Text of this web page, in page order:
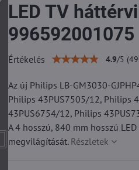
LED TV
996592001075
Értékelés 4.9/5 (49
Az új Philips LB-GM3030-
Philips 43PUS7505/12, Philips
43PUS6754/12, Philips
A 4 hosszú, 840 mm hosszú
megvilágítását. Részletek